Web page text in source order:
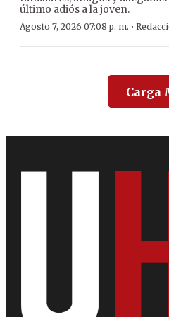
último adiós a la joven.
Agosto 7, 2026 07:08 p. m. ·
Carga